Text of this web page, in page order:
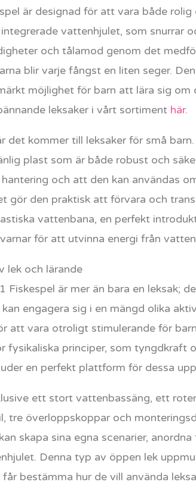
är designad för att vara både
vattenhjulet, som snurrar
och tålamod genom det
blir varje fångst en liten seger.
möjlighet för barn att lära sig
leksaker i vårt sortiment här.
det kommer till leksaker för små
plast som är både robust och
och att den kan användas
gör den praktisk att förvara och
vattenbana, en perfekt
för att utvinna energi från
lek och lärande
Fiskespel är mer än bara en leksak;
engagera sig i en mängd olika
att vara otroligt stimulerande för
fysikaliska principer, som
en perfekt plattform för dessa
ett stort vattenbassäng, ett
tre överloppskoppar och
skapa sina egna scenarier,
Denna typ av öppen lek
bestämma hur de vill använda